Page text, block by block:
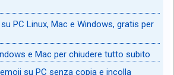
PC Linux, Mac e Windows, gratis per
e Mac per chiudere tutto subito
su PC senza copia e incolla